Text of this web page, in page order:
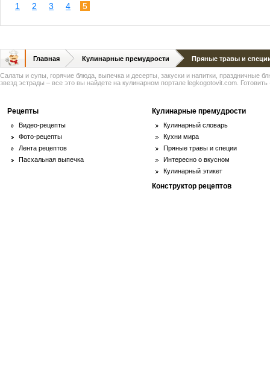
1 2 3 4 5
Главная Кулинарные премудрости Пряные травы и
Салаты и супы, горячие блюда, выпечка и десерты, закуски и напитки, праздничные
звезд эстрады – все это вы найдете на кулинарном портале legkogotovit.com. Готовить
Рецепты
Видео-рецепты
Фото-рецепты
Лента рецептов
Пасхальная выпечка
Кулинарные премудрости
Кулинарный словарь
Кухни мира
Пряные травы и специи
Интересно о вкусном
Кулинарный этикет
Конструктор рецептов